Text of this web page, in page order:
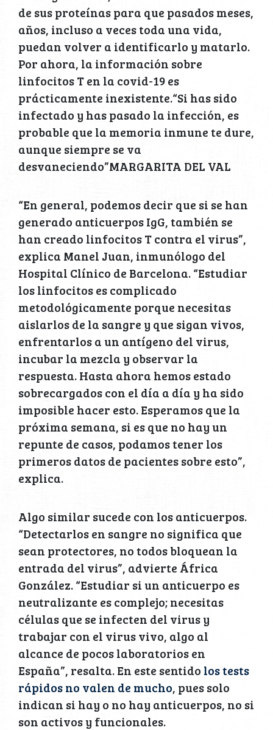
de sus proteínas para que pasados meses,
años, incluso a veces toda una vida,
puedan volver a identificarlo y matarlo.
Por ahora, la información sobre
linfocitos T en la covid-19 es
prácticamente inexistente.“Si has sido
infectado y has pasado la infección, es
probable que la memoria inmune te dure,
aunque siempre se va
desvaneciendo”MARGARITA DEL VAL
“En general, podemos decir que si se han
generado anticuerpos IgG, también se
han creado linfocitos T contra el virus”,
explica Manel Juan, inmunólogo del
Hospital Clínico de Barcelona. “Estudiar
los linfocitos es complicado
metodológicamente porque necesitas
aislarlos de la sangre y que sigan vivos,
enfrentarlos a un antígeno del virus,
incubar la mezcla y observar la
respuesta. Hasta ahora hemos estado
sobrecargados con el día a día y ha sido
imposible hacer esto. Esperamos que la
próxima semana, si es que no hay un
repunte de casos, podamos tener los
primeros datos de pacientes sobre esto”,
explica.
Algo similar sucede con los anticuerpos.
“Detectarlos en sangre no significa que
sean protectores, no todos bloquean la
entrada del virus”, advierte África
González. “Estudiar si un anticuerpo es
neutralizante es complejo; necesitas
células que se infecten del virus y
trabajar con el virus vivo, algo al
alcance de pocos laboratorios en
España”, resalta. En este sentido los tests
rápidos no valen de mucho, pues solo
indican si hay o no hay anticuerpos, no si
son activos y funcionales.